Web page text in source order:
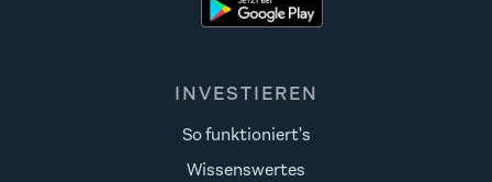
INVESTIEREN
So funktioniert's
Wissenswertes